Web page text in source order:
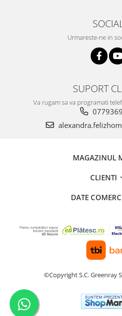
Urmareste-ne in
SUPORT
Va rugam sa va programati
MAGAZINUL
CLIENTI
DATE
©Copyright S.C. Greenray